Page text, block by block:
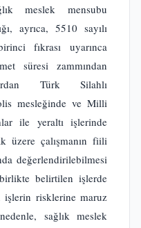
meslek mensubu
ayrıca, 5510 sayılı
fıkrası uyarınca
süresi zammından
Türk Silahlı
mesleğinde ve Milli
ile yeraltı işlerinde
üzere çalışmanın fiili
değerlendirilebilmesi
belirtilen işlerde
işlerin risklerine maruz
sağlık meslek